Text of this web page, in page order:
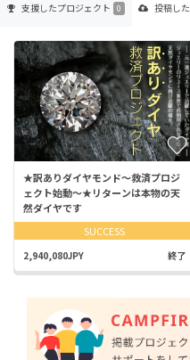
支援したプロジェクト 0 投稿した
★訳ありダイヤモンド～救済プロジ
ェクト始動～★リターンは本物の天
然ダイヤです
SUCCESS
2,940,080JPY 終了